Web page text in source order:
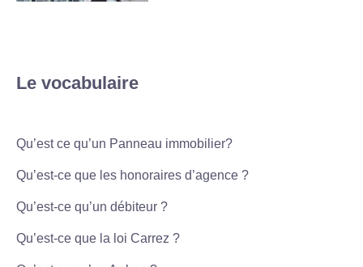
Le vocabulaire
Qu’est ce qu’un Panneau immobilier?
Qu’est-ce que les honoraires d’agence ?
Qu’est-ce qu’un débiteur ?
Qu’est-ce que la loi Carrez ?